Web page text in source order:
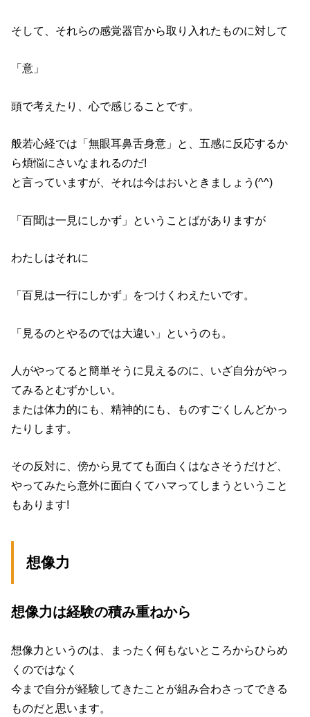
そして、それらの感覚器官から取り入れたものに対して
「意」
頭で考えたり、心で感じることです。
般若心経では「無眼耳鼻舌身意」と、五感に反応するか
ら煩悩にさいなまれるのだ!
と言っていますが、それは今はおいときましょう(^^)
「百聞は一見にしかず」ということばがありますが
わたしはそれに
「百見は一行にしかず」をつけくわえたいです。
「見るのとやるのでは大違い」というのも。
人がやってると簡単そうに見えるのに、いざ自分がやっ
てみるとむずかしい。
または体力的にも、精神的にも、ものすごくしんどかっ
たりします。
その反対に、傍から見てても面白くはなさそうだけど、
やってみたら意外に面白くてハマってしまうということ
もあります!
想像力
想像力は経験の積み重ねから
想像力というのは、まったく何もないところからひらめ
くのではなく
今まで自分が経験してきたことが組み合わさってできる
ものだと思います。